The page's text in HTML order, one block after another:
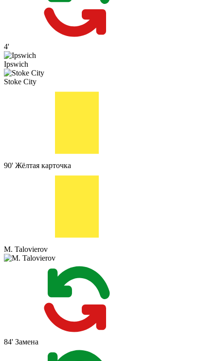
4'
Ipswich
Stoke City
90' Жёлтая карточка
M. Talovierov
84' Замена